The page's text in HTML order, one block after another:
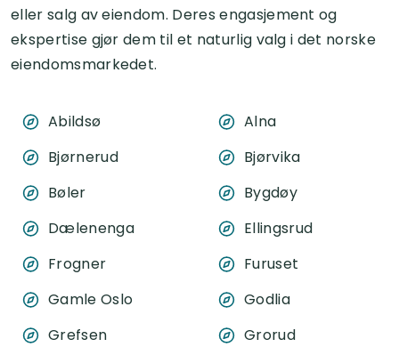
eller salg av eiendom. Deres engasjement og
ekspertise gjør dem til et naturlig valg i det norske
eiendomsmarkedet.
Abildsø
Alna
Bjørnerud
Bjørvika
Bøler
Bygdøy
Dælenenga
Ellingsrud
Frogner
Furuset
Gamle Oslo
Godlia
Grefsen
Grorud